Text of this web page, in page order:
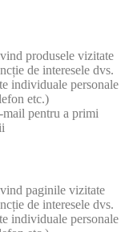
produsele vizitate
de interesele dvs.
individuale personale
etc.)
mail pentru a primi
paginile vizitate
de interesele dvs.
individuale personale